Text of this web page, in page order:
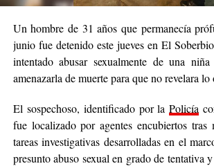
Un hombre de 31 años que permanecía
junio fue detenido este jueves en El
intentado abusar sexualmente de una
amenazarla de muerte para que no revelara
El sospechoso, identificado por laPolicía
fue localizado por agentes encubiertos tras
tareas investigativas desarrolladas en el
presunto abuso sexual en grado de tentativa